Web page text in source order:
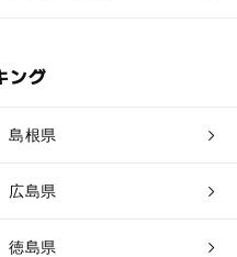
ング
島根県
広島県
徳島県